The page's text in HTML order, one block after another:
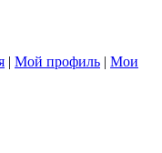
| Мой профиль | Мои